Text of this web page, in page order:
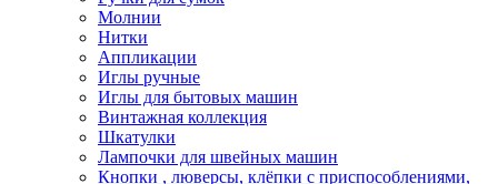
Молнии
Нитки
Аппликации
Иглы ручные
Иглы для бытовых машин
Винтажная коллекция
Шкатулки
Лампочки для швейных машин
Кнопки , люверсы, клёпки с приспособлениями,